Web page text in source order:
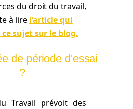
du droit du travail,
à lire l’article qui
ce sujet sur le blog.
de période d'essai
?
Travail prévoit des